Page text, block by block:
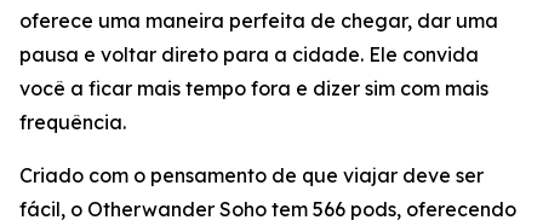
oferece uma maneira perfeita de chegar, dar uma
pausa e voltar direto para a cidade. Ele convida
você a ficar mais tempo fora e dizer sim com mais
frequência.
Criado com o pensamento de que viajar deve ser
fácil, o Otherwander Soho tem 566 pods, oferecendo